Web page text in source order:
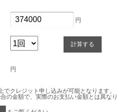
円
円
クレジット申し込みが可能となります。
の金額で、実際のお支払い金額とは異なり